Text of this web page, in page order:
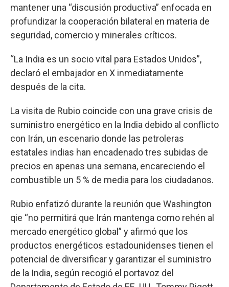
mantener una “discusión productiva” enfocada en
profundizar la cooperación bilateral en materia de
seguridad, comercio y minerales críticos.
“La India es un socio vital para Estados Unidos”,
declaró el embajador en X inmediatamente
después de la cita.
La visita de Rubio coincide con una grave crisis de
suministro energético en la India debido al conflicto
con Irán, un escenario donde las petroleras
estatales indias han encadenado tres subidas de
precios en apenas una semana, encareciendo el
combustible un 5 % de media para los ciudadanos.
Rubio enfatizó durante la reunión que Washington
qie “no permitirá que Irán mantenga como rehén al
mercado energético global” y afirmó que los
productos energéticos estadounidenses tienen el
potencial de diversificar y garantizar el suministro
de la India, según recogió el portavoz del